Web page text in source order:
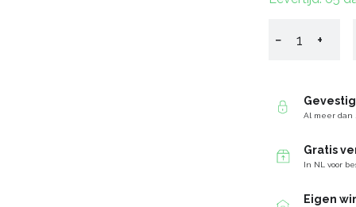
− +
Al meer dan
Gratis
In NL voor
Eigen